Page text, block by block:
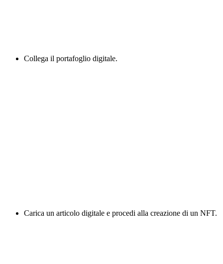
Collega il portafoglio digitale.
Carica un articolo digitale e procedi alla creazione di un NFT.